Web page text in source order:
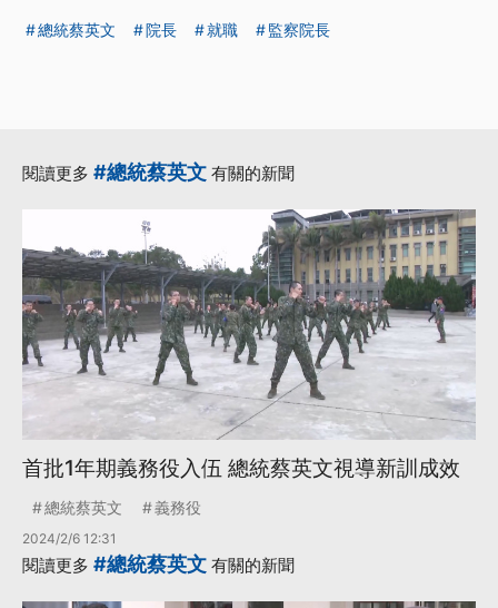
總統蔡英文 院長 就職 監察院長
閱讀更多 #總統蔡英文 有關的新聞
首批1年期義務役入伍 總統蔡英文視導新訓成效
總統蔡英文 義務役
2024/2/6 12:31
閱讀更多 #總統蔡英文 有關的新聞